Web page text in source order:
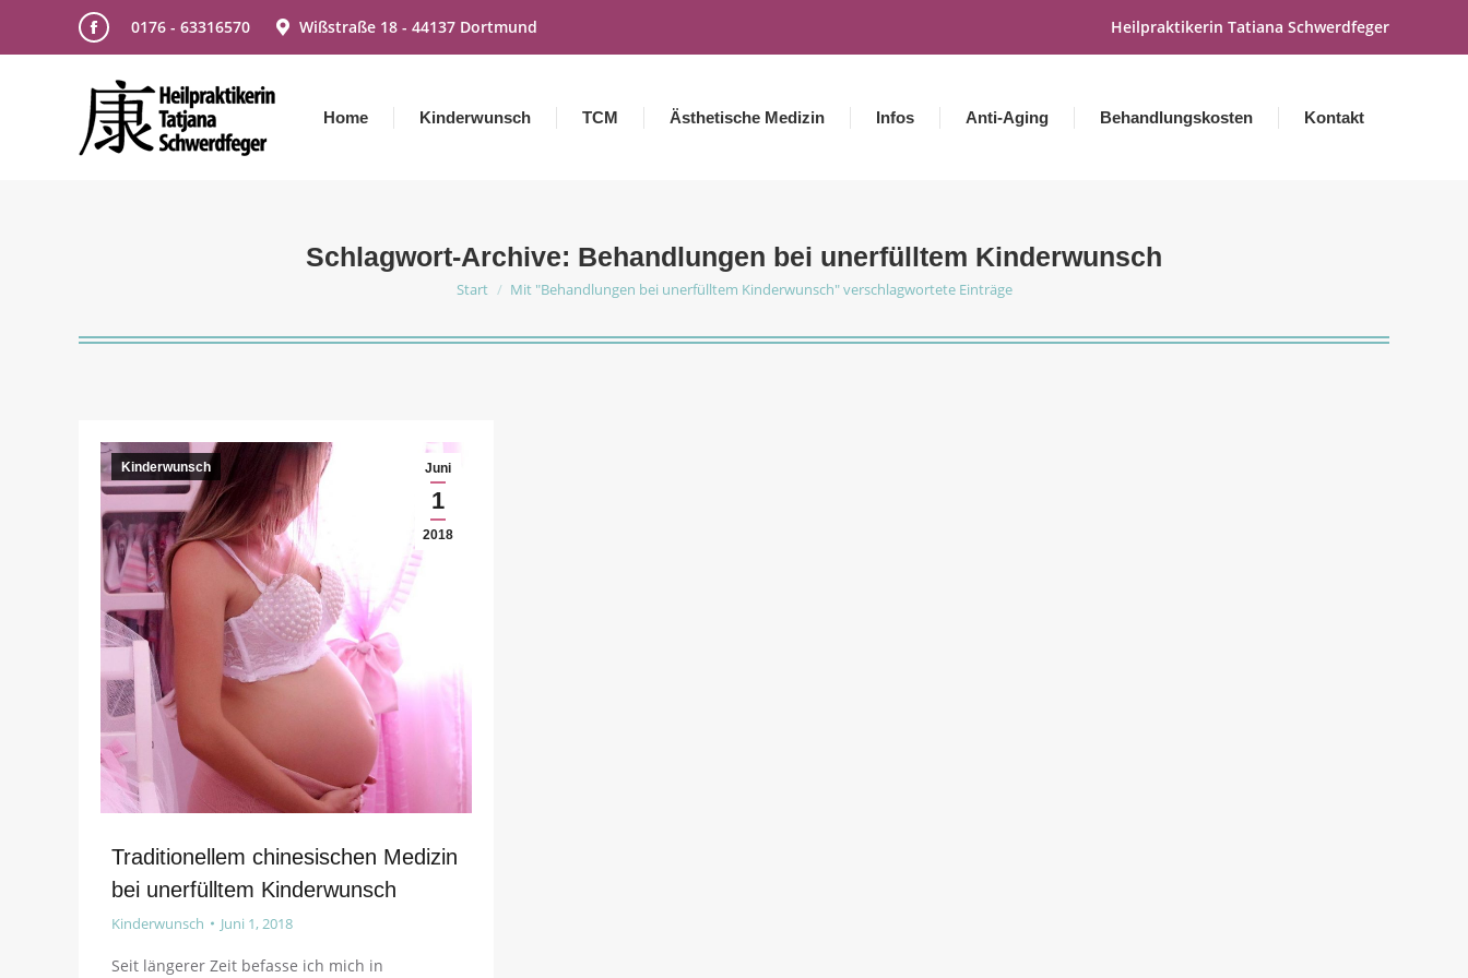
Facebook
opens
in
0176 - 63316570 Wißstraße 18 - 44137 Dortmund Heilpraktikerin Tatiana Schwerdfeger
Home Kinderwunsch TCM Ästhetische Medizin Infos Anti-Aging Behandlungskosten Kontakt
Schlagwort-Archive: Behandlungen bei unerfülltem Kinderwunsch
Sie befinden sich hier:
Start Mit "Behandlungen bei unerfülltem Kinderwunsch" verschlagwortete Einträge
Juni
1
2018
Kinderwunsch
Traditionellem chinesischen Medizin
bei unerfülltem Kinderwunsch
Kinderwunsch Juni 1, 2018
Seit längerer Zeit befasse ich mich in